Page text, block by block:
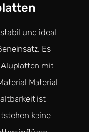
und ideal
Es
mit
Material
ist
keine